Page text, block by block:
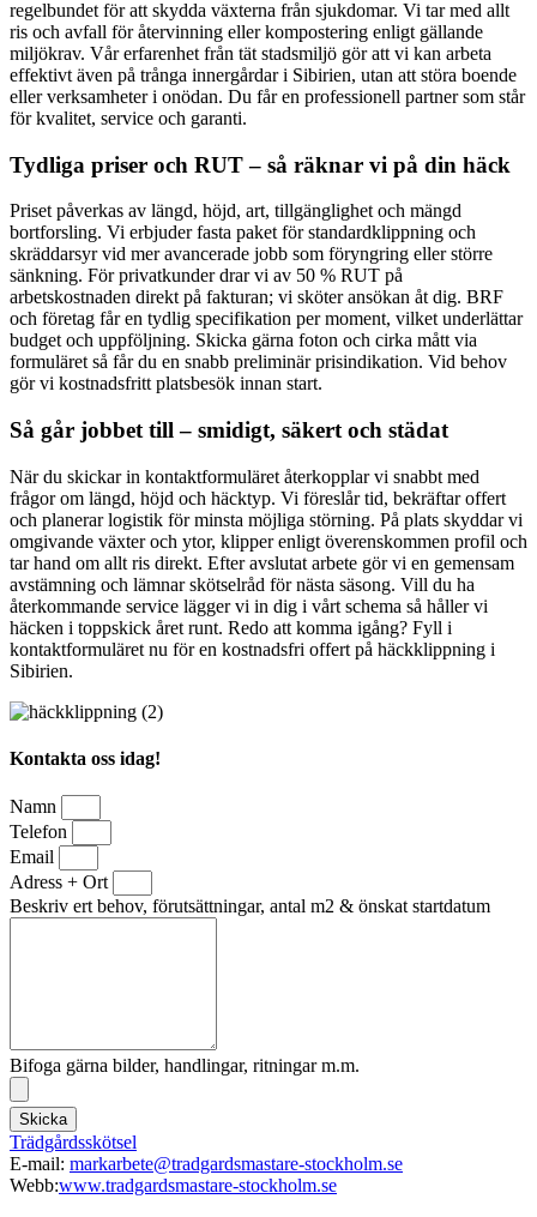
regelbundet för att skydda växterna från sjukdomar. Vi tar med allt
ris och avfall för återvinning eller kompostering enligt gällande
miljökrav. Vår erfarenhet från tät stadsmiljö gör att vi kan arbeta
effektivt även på trånga innergårdar i Sibirien, utan att störa boende
eller verksamheter i onödan. Du får en professionell partner som står
för kvalitet, service och garanti.
Tydliga priser och RUT – så räknar vi på din häck
Priset påverkas av längd, höjd, art, tillgänglighet och mängd
bortforsling. Vi erbjuder fasta paket för standardklippning och
skräddarsyr vid mer avancerade jobb som föryngring eller större
sänkning. För privatkunder drar vi av 50 % RUT på
arbetskostnaden direkt på fakturan; vi sköter ansökan åt dig. BRF
och företag får en tydlig specifikation per moment, vilket underlättar
budget och uppföljning. Skicka gärna foton och cirka mått via
formuläret så får du en snabb preliminär prisindikation. Vid behov
gör vi kostnadsfritt platsbesök innan start.
Så går jobbet till – smidigt, säkert och städat
När du skickar in kontaktformuläret återkopplar vi snabbt med
frågor om längd, höjd och häcktyp. Vi föreslår tid, bekräftar offert
och planerar logistik för minsta möjliga störning. På plats skyddar vi
omgivande växter och ytor, klipper enligt överenskommen profil och
tar hand om allt ris direkt. Efter avslutat arbete gör vi en gemensam
avstämning och lämnar skötselråd för nästa säsong. Vill du ha
återkommande service lägger vi in dig i vårt schema så håller vi
häcken i toppskick året runt. Redo att komma igång? Fyll i
kontaktformuläret nu för en kostnadsfri offert på häckklippning i
Sibirien.
Kontakta oss idag!
Namn
Telefon
Email
Adress + Ort
Beskriv ert behov, förutsättningar, antal m2 & önskat startdatum
Bifoga gärna bilder, handlingar, ritningar m.m.
Skicka
Trädgårdsskötsel
E-mail: markarbete@tradgardsmastare-stockholm.se
Webb:www.tradgardsmastare-stockholm.se